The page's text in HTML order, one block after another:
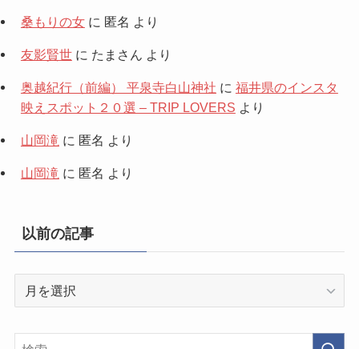
桑もりの女に 匿名 より
友影賢世に たまさん より
奥越紀行（前編） 平泉寺白山神社 に 福井県のインスタ
映えスポット２０選 – TRIP LOVERS より
山岡滝 に 匿名 より
山岡滝 に 匿名 より
以前の記事
記